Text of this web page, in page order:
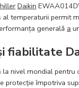
Daikin
al temperaturii permit
generală a
fiabilitate
la nivel mondial
protecție împotriva